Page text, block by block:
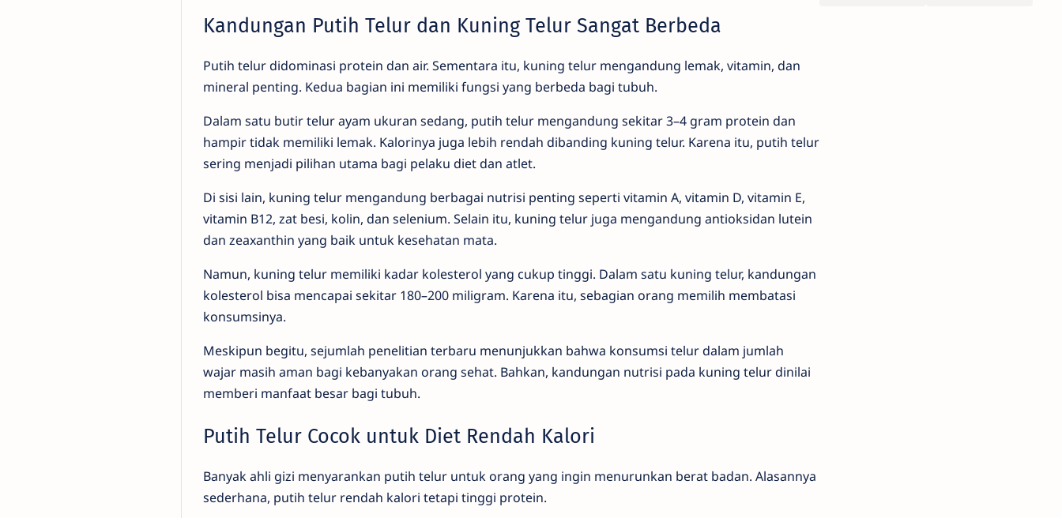
Kandungan Putih Telur dan Kuning Telur Sangat Berbeda
Putih telur didominasi protein dan air. Sementara itu, kuning telur mengandung lemak, vitamin, dan
mineral penting. Kedua bagian ini memiliki fungsi yang berbeda bagi tubuh.
Dalam satu butir telur ayam ukuran sedang, putih telur mengandung sekitar 3–4 gram protein dan
hampir tidak memiliki lemak. Kalorinya juga lebih rendah dibanding kuning telur. Karena itu, putih telur
sering menjadi pilihan utama bagi pelaku diet dan atlet.
Di sisi lain, kuning telur mengandung berbagai nutrisi penting seperti vitamin A, vitamin D, vitamin E,
vitamin B12, zat besi, kolin, dan selenium. Selain itu, kuning telur juga mengandung antioksidan lutein
dan zeaxanthin yang baik untuk kesehatan mata.
Namun, kuning telur memiliki kadar kolesterol yang cukup tinggi. Dalam satu kuning telur, kandungan
kolesterol bisa mencapai sekitar 180–200 miligram. Karena itu, sebagian orang memilih membatasi
konsumsinya.
Meskipun begitu, sejumlah penelitian terbaru menunjukkan bahwa konsumsi telur dalam jumlah
wajar masih aman bagi kebanyakan orang sehat. Bahkan, kandungan nutrisi pada kuning telur dinilai
memberi manfaat besar bagi tubuh.
Putih Telur Cocok untuk Diet Rendah Kalori
Banyak ahli gizi menyarankan putih telur untuk orang yang ingin menurunkan berat badan. Alasannya
sederhana, putih telur rendah kalori tetapi tinggi protein.